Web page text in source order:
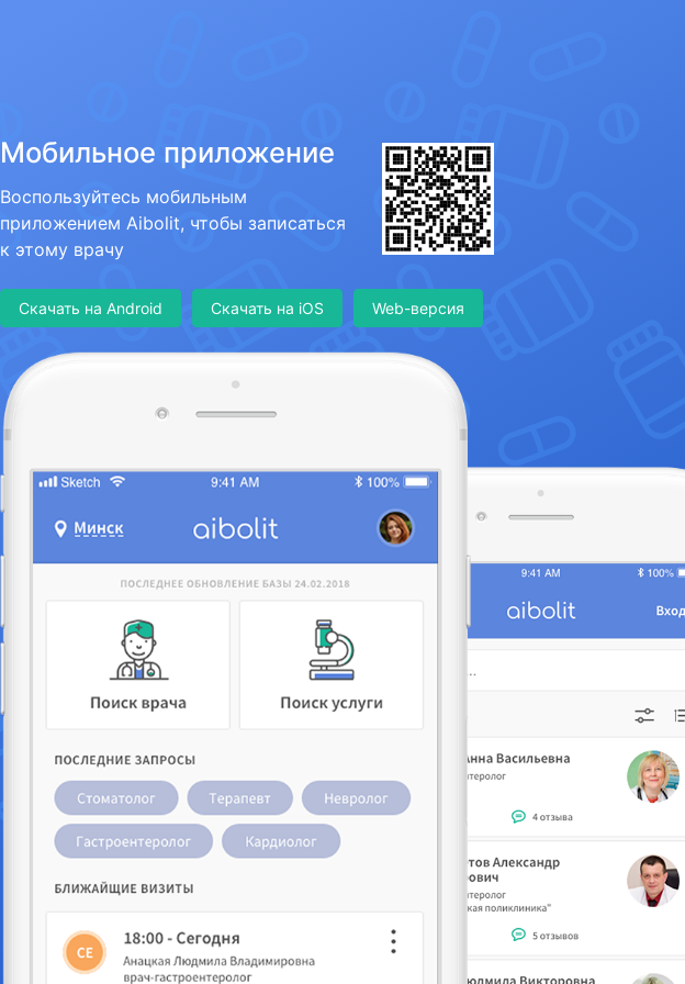
Мобильное приложение
Воспользуйтесь мобильным
приложением Aibolit, чтобы записаться
к этому врачу
Скачать на Android Скачать на iOS Web-версия